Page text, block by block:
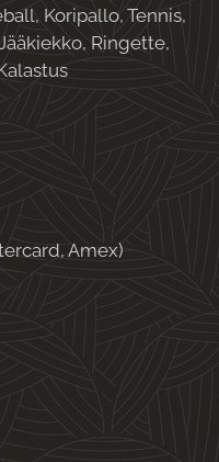
Koripallo, Tennis,
Ringette,
Amex)